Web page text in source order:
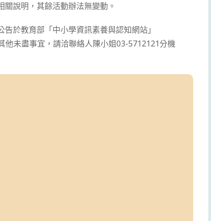
說明，其餘活動辦法無變動。
於教育部「中小學資訊素養與認知網站」
他未盡事宜，請洽聯絡人陳小姐03-5712121分機